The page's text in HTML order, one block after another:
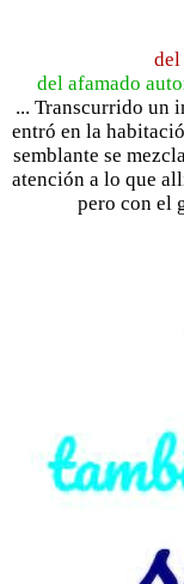
del afamado
... Transcurrido un
entró en la
semblante se
atención a lo que
pero con el